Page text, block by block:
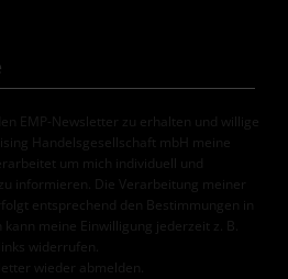
EMP-Newsletter zu erhalten und willige
Handelsgesellschaft mbH meine
um mich individuell und
informieren. Die Verarbeitung meiner
entsprechend den Bestimmungen in
kann meine Einwilligung jederzeit z. B.
widerrufen.
wieder abmelden.